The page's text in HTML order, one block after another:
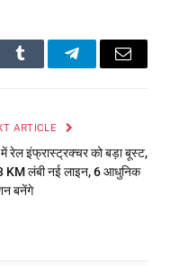
Tumblr TelegramEmail
ARTICLE
में रेल इंफ्रास्ट्रक्चर को बड़ा बूस्ट,
KM लंबी नई लाइन, 6 आधुनिक
बनेंगे